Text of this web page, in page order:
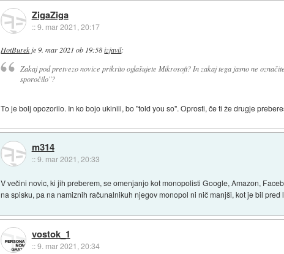
ZigaZiga
::9. mar 2021, 20:17
HotBurekje9. mar 2021 ob 19:58 izjavil:
Zakaj pod pretvezo novice prikrito oglašujete Mikrosoft? In zakaj tega jasno ne
sporočilo"?
To je bolj opozorilo. In ko bojo ukinili, bo "told you so". Oprosti, če ti že drugje
m314
::9. mar 2021, 20:33
V večini novic, ki jih preberem, se omenjanjo kot monopolisti Google, Amazon,
na spisku, pa na namiznih računalnikuh njegov monopol ni nič manjši, kot je bil
vostok_1
::9. mar 2021, 20:34